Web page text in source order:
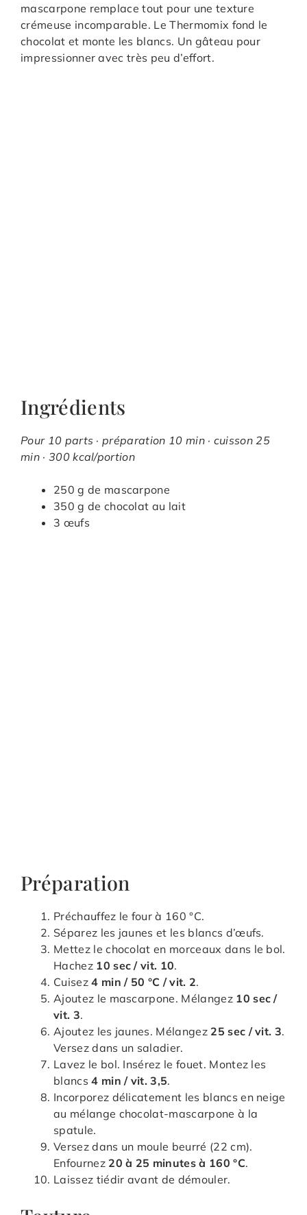
mascarpone remplace tout pour une texture
crémeuse incomparable. Le Thermomix fond le
chocolat et monte les blancs. Un gâteau pour
impressionner avec très peu d’effort.
Ingrédients
Pour 10 parts · préparation 10 min · cuisson 25
min · 300 kcal/portion
250 g de mascarpone
350 g de chocolat au lait
3 œufs
Préparation
Préchauffez le four à 160 °C.
Séparez les jaunes et les blancs d’œufs.
Mettez le chocolat en morceaux dans le bol.
Hachez 10 sec / vit. 10.
Cuisez4 min / 50 °C / vit. 2.
Ajoutez le mascarpone. Mélangez 10 sec /
vit. 3.
Ajoutez les jaunes. Mélangez 25 sec / vit. 3.
Versez dans un saladier.
Lavez le bol. Insérez le fouet. Montez les
blancs4 min / vit. 3,5.
Incorporez délicatement les blancs en neige
au mélange chocolat-mascarpone à la
spatule.
Versez dans un moule beurré (22 cm).
Enfournez 20 à 25 minutes à 160 °C.
Laissez tiédir avant de démouler.